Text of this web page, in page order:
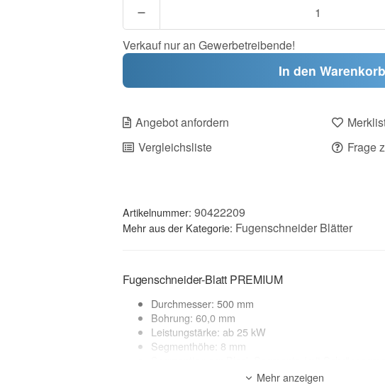
Verkauf nur an Gewerbetreibende!
In den Warenkorb
Angebot anfordern
Vergleichsliste
Frage
Artikelnummer: 90422209
Mehr aus der Kategorie: Fugenschneider Blätter
Fugenschneider-Blatt PREMIUM
Durchmesser: 500 mm
Bohrung: 60,0 mm
Leistungstärke: ab 25 kW
Segmenthöhe: 8 mm
geeignete Maschinen: Elektro-, Benzin und
Mehr anzeigen